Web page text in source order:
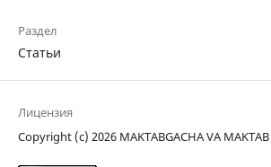
Раздел
Статьи
Лицензия
Copyright (c) 2026 MAKTABGACHA VA